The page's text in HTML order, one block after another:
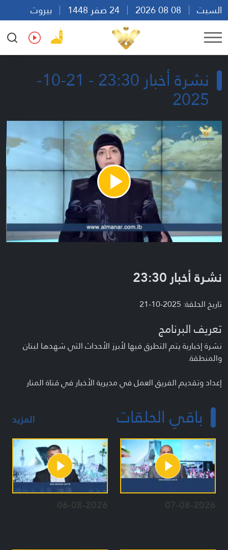
السبت
بيروت
22:47
Ar En Fr Es
نشرة أخبار 23:30 - 21-10-
2025
Play
Video
نشرة أخبار 23:30
تاريخ الحلقة: 2025-10-21
تعريف البرنامج
نشرة إخبارية يتم التطرق فيها لأبرز الأحداث التي شهدها لبنان
والمنطقة.
إعداد وتقديم الفريق العمل في مديرية الأخبار في قناة المنار
باقي الحلقات المزيد
07-08-2026
06-08-2026